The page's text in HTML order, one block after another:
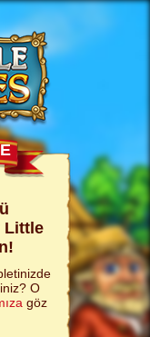
Little
O
göz